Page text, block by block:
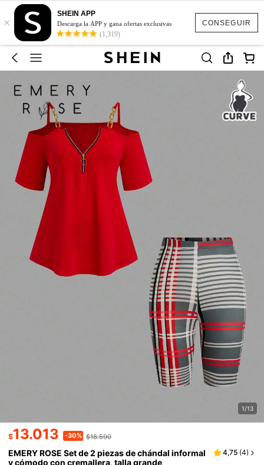
CONSEGUIR
×
SHEIN APP
Descarga la APP y gana ofertas exclusivas
(1,319)
1/13
$13.013 -30% $18.590
EMERY ROSE Set de 2 piezas de chándal informal
y cómodo con cremallera, talla grande
4,75 (4)